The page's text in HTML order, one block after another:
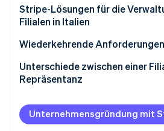
Italienische Umsatzsteuer-
Filiale ins
Bei INPS und INAIL registrieren
Geschäftsaufnahme (SCIA)
Körperschaftsteuer (IRES)
Quellensteuern
Stripe-Lösungen für die
Filialen in Italien
Wiederkehrende Anforderungen
Buchhaltung
Steuererklärungen
Steuer- und Beitragszahlungen
Unterschiede zwischen einer
Repräsentanz
Funktionsweise einer
Funktionsweise einer Filiale
Unternehmensgründung mit